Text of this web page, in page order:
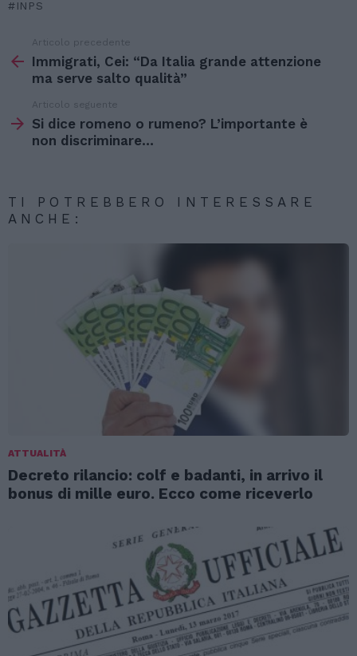
INPS
di
Articolo precedente
Immigrati, Cei: “Da Italia grande attenzione
ma serve salto qualità”
Articolo seguente
Si dice romeno o rumeno? L’importante è
non discriminare…
TI POTREBBERO INTERESSARE
ANCHE:
ATTUALITÀ
Decreto rilancio: colf e badanti, in arrivo il
bonus di mille euro. Ecco come riceverlo